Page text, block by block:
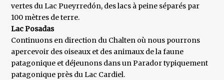
vertes du Lac Pueyrredón, des lacs à peine séparés par
100 mètres de terre.
Lac Posadas
Continuons en direction du Chalten où nous pourrons
apercevoir des oiseaux et des animaux de la faune
patagonique et déjeunons dans un Parador typiquement
patagonique près du Lac Cardiel.